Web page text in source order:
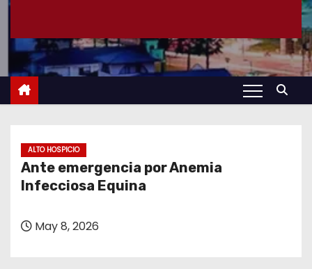
ALTO HOSPICIO
Ante emergencia por Anemia
Infecciosa Equina
May 8, 2026